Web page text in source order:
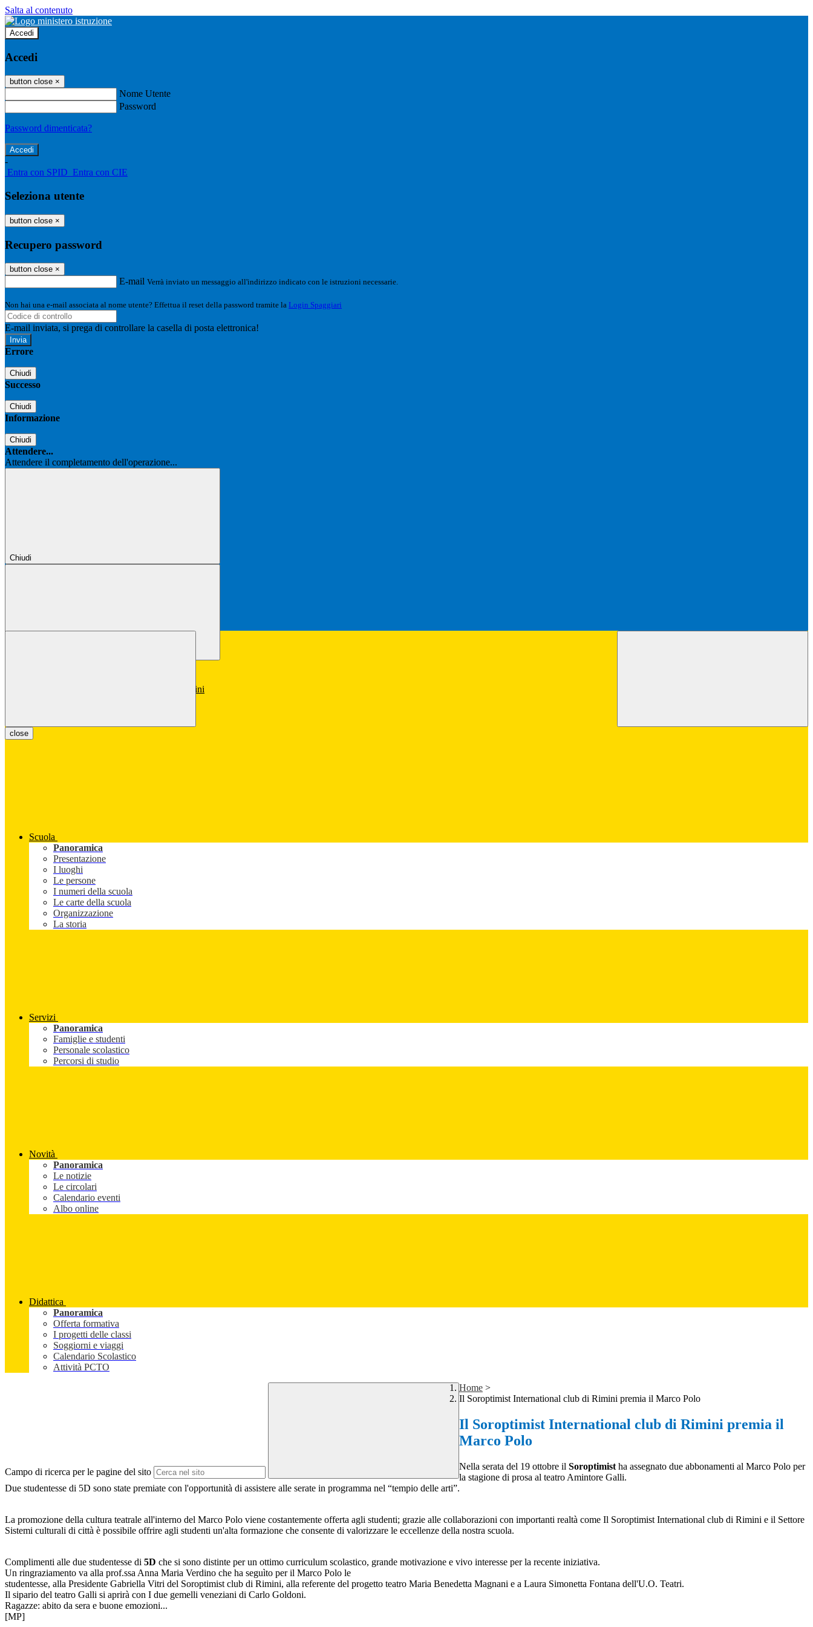
Salta al contenuto
Accedi
Accedi
button close ×
Nome Utente
Password
Password dimenticata?
-
Entra con SPID Entra con CIE
Seleziona utente
button close ×
Recupero password
button close ×
E-mail Verrà inviato un messaggio all'indirizzo indicato con le istruzioni necessarie.
Non hai una e-mail associata al nome utente? Effettua il reset della password tramite la Login Spaggiari
E-mail inviata, si prega di controllare la casella di posta elettronica!
Errore
Chiudi
Successo
Chiudi
Informazione
Chiudi
Attendere...
Attendere il completamento dell'operazione...
Chiudi
close
Scuola
Panoramica
Presentazione
I luoghi
Le persone
I numeri della scuola
Le carte della scuola
Organizzazione
La storia
Servizi
Panoramica
Famiglie e studenti
Personale scolastico
Percorsi di studio
Novità
Panoramica
Le notizie
Le circolari
Calendario eventi
Albo online
Didattica
Panoramica
Offerta formativa
I progetti delle classi
Soggiorni e viaggi
Calendario Scolastico
Attività PCTO
Campo di ricerca per le pagine del sito
Home >
Il Soroptimist International club di Rimini premia il Marco Polo
Il Soroptimist International club di Rimini premia il
Marco Polo
Nella serata del 19 ottobre il Soroptimist ha assegnato due abbonamenti al Marco Polo per
la stagione di prosa al teatro Amintore Galli.
Due studentesse di 5D sono state premiate con l'opportunità di assistere alle serate in programma nel “tempio delle arti”.
La promozione della cultura teatrale all'interno del Marco Polo viene costantemente offerta agli studenti; grazie alle collaborazioni con importanti realtà come Il Soroptimist International club di Rimini e il Settore
Sistemi culturali di città è possibile offrire agli studenti un'alta formazione che consente di valorizzare le eccellenze della nostra scuola.
Complimenti alle due studentesse di 5D che si sono distinte per un ottimo curriculum scolastico, grande motivazione e vivo interesse per la recente iniziativa.
Un ringraziamento va alla prof.ssa Anna Maria Verdino che ha seguìto per il Marco Polo le
studentesse, alla Presidente Gabriella Vitri del Soroptimist club di Rimini, alla referente del progetto teatro Maria Benedetta Magnani e a Laura Simonetta Fontana dell'U.O. Teatri.
Il sipario del teatro Galli si aprirà con I due gemelli veneziani di Carlo Goldoni.
Ragazze: abito da sera e buone emozioni...
[MP]